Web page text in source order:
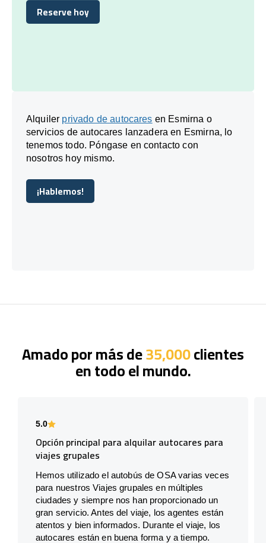
Reserve hoy
Reserve hoy
Alquiler privado de autocares en Esmirna o
servicios de autocares lanzadera en Esmirna, lo
tenemos todo. Póngase en contacto con
nosotros hoy mismo.
¡Hablemos!
¡Hablemos!
Amado por más de35,000clientes
en todo el mundo.
5.0
Opción principal para alquilar autocares para
viajes grupales
Hemos utilizado el autobús de OSA varias veces
para nuestros Viajes grupales en múltiples
ciudades y siempre nos han proporcionado un
gran servicio. Antes del viaje, los agentes están
atentos y bien informados. Durante el viaje, los
autocares están en buena forma y a tiempo.